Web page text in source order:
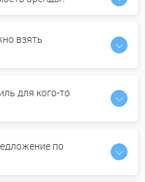
взять
для кого-то
по